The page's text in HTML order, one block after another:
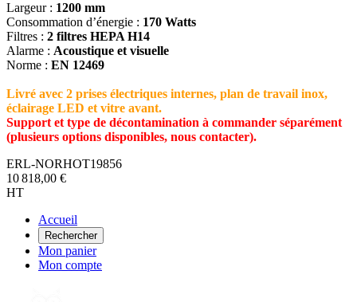
Largeur : 1200 mm
Consommation d’énergie : 170 Watts
Filtres : 2 filtres HEPA H14
Alarme : Acoustique et visuelle
Norme : EN 12469
Livré avec 2 prises électriques internes, plan de travail inox,
éclairage LED et vitre avant.
Support et type de décontamination à commander séparément
(plusieurs options disponibles, nous contacter).
ERL-NORHOT19856
10 818,00 €
HT
Accueil
Rechercher
Mon panier
Mon compte